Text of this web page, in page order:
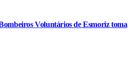
Voluntários de Esmoriz toma